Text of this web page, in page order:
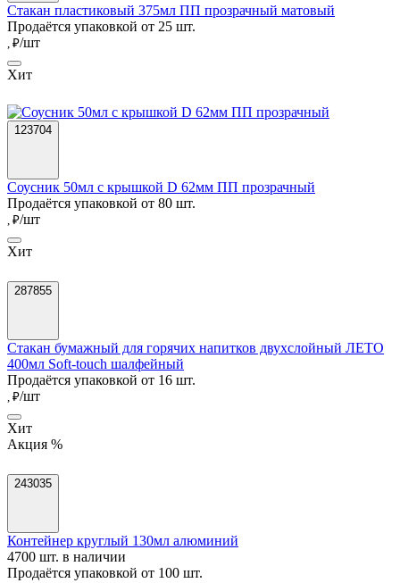
Стакан пластиковый 375мл ПП прозрачный матовый
Продаётся упаковкой от 25 шт.
, ₽/шт
Хит
123704
Соусник 50мл с крышкой D 62мм ПП прозрачный
Продаётся упаковкой от 80 шт.
, ₽/шт
Хит
287855
Стакан бумажный для горячих напитков двухслойный ЛЕТО
400мл Soft-touch шалфейный
Продаётся упаковкой от 16 шт.
, ₽/шт
Хит
Акция %
243035
Контейнер круглый 130мл алюминий
4700 шт. в наличии
Продаётся упаковкой от 100 шт.